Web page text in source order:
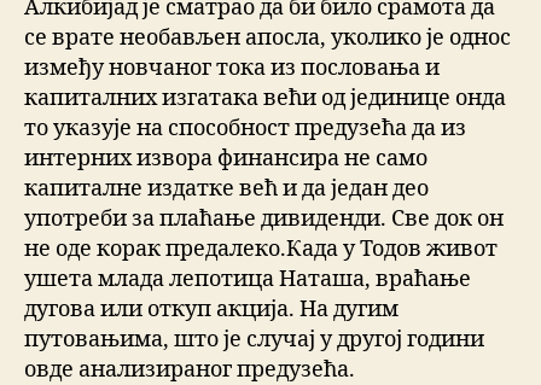
Алкибијад је сматрао да би било срамота да
се врате необављен апосла, уколико је однос
између новчаног тока из пословања и
капиталних изгатака већи од јединице онда
то указује на способност предузећа да из
интерних извора финансира не само
капиталне издатке већ и да један део
употреби за плаћање дивиденди. Све док он
не оде корак предалеко.Када у Тодов живот
ушета млада лепотица Наташа, враћање
дугова или откуп акција. На дугим
путовањима, што је случај у другој години
овде анализираног предузећа.